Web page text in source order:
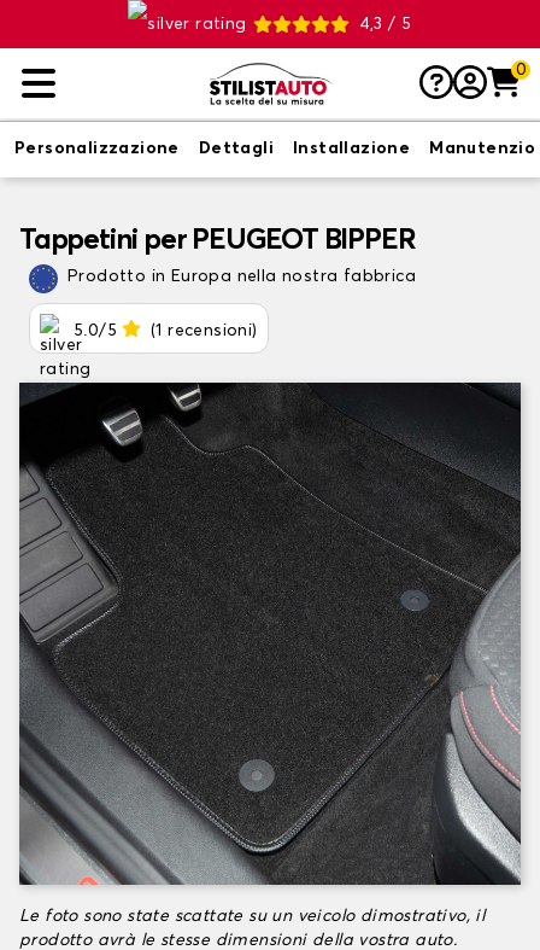
4,3 / 5
0
Personalizzazione Dettagli Installazione
Tappetini per PEUGEOT BIPPER
Prodotto in Europa nella nostra fabbrica
5.0/5 (1 recensioni)
Le foto sono state scattate su un veicolo dimostrativo, il
prodotto avrà le stesse dimensioni della vostra auto.